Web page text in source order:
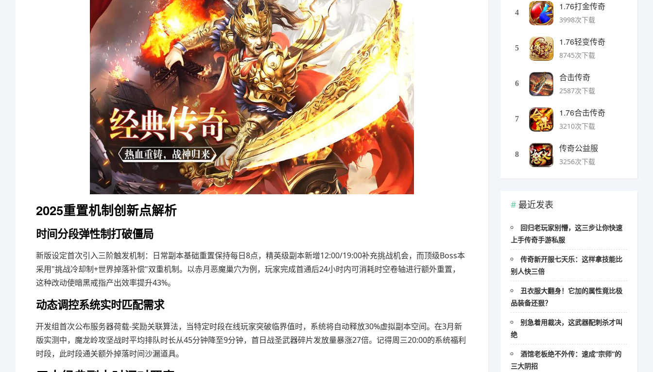
2025重置机制创新点解析
时间分段弹性制打破僵局
新版设定首次引入三阶触发机制：日常副本基础重置保持每日8点，精英级副本新增12:00/19:00补充挑战机会，而顶级Boss本
采用"挑战冷却制+世界掉落补偿"双重机制。以赤月恶魔巢穴为例，玩家完成首通后24小时内可消耗时空卷轴进行额外重置，
这种改动使暗黑戒指产出效率提升43%。
动态调控系统实时匹配需求
开发组首次公布服务器荷载-奖励关联算法，当特定时段在线玩家突破临界值时，系统将自动释放30%虚拟副本空间。在3月新
版实测中，魔龙岭攻坚战时平均排队时长从45分钟降至9分钟，首日战圣武器碎片发放量暴涨27倍。记得周三20:00的系统福利
时段，此时段通关额外掉落时间沙漏道具。
4
1.76打金传奇
3998次下载
5
1.76轻变传奇
8745次下载
6
合击传奇
2587次下载
7
1.76合击传奇
3210次下载
8
传奇公益服
3256次下载
最近发表
回归老玩家别懵，这三步让你快速
上手传奇手游私服
传奇新开服七天乐：这样拿技能比
别人快三倍
丑衣服大翻身！它加的属性竟比极
品装备还狠？
别急着用裁决，这武器配刺杀才叫
绝
酒馆老板绝不外传：速成“宗师”的
三大阴招